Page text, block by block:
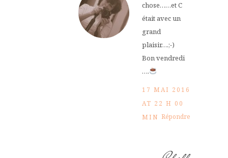
chose……et C
était avec un
grand
plaisir….;-)
Bon vendredi
….
17 MAI 2016
AT 22 H 00
MIN Répondre